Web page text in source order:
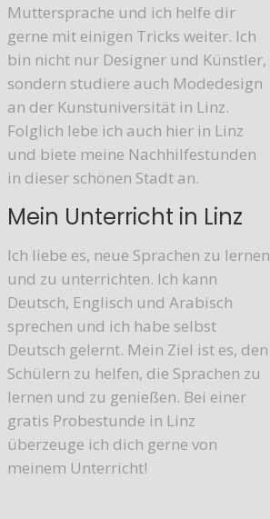
Muttersprache und ich helfe dir
gerne mit einigen Tricks weiter. Ich
bin nicht nur Designer und Künstler,
sondern studiere auch Modedesign
an der Kunstuniversität in Linz.
Folglich lebe ich auch hier in Linz
und biete meine Nachhilfestunden
in dieser schönen Stadt an.
Mein Unterricht in Linz
Ich liebe es, neue Sprachen zu lernen
und zu unterrichten. Ich kann
Deutsch, Englisch und Arabisch
sprechen und ich habe selbst
Deutsch gelernt. Mein Ziel ist es, den
Schülern zu helfen, die Sprachen zu
lernen und zu genießen. Bei einer
gratis Probestunde in Linz
überzeuge ich dich gerne von
meinem Unterricht!